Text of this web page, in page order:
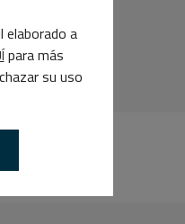
elaborado a
para más
su uso